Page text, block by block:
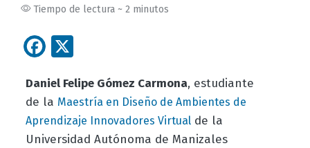
Tiempo de lectura ~ 2 minutos
Facebook
Daniel Felipe Gómez Carmona, estudiante
de la Maestría en Diseño de Ambientes de
Aprendizaje Innovadores Virtualde la
Universidad Autónoma de Manizales